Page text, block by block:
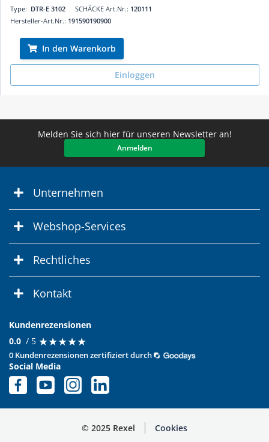
SCHÄCKE Art.Nr.: 120111
Type: DTR-E 3102
Hersteller-Art.Nr.: 191590190900
In den Warenkorb
Einloggen
Melden Sie sich hier für unseren Newsletter an!
Anmelden
Unternehmen
Webshop-Services
Rechtliches
Kontakt
Kundenrezensionen
0.0 / 5 ★★★★★
★★★★★
0 Kundenrezensionen zertifiziert durch
Social Media
© 2025 Rexel Cookies